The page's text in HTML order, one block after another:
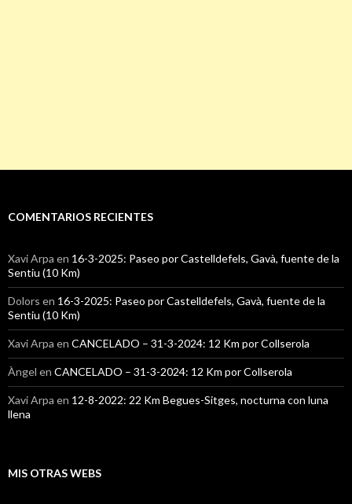
COMENTARIOS RECIENTES
Xavi Arpa en 16-3-2025: Paseo por Castelldefels, Gavà, fuente de la
Sentiu (10 Km)
Dolors en 16-3-2025: Paseo por Castelldefels, Gavà, fuente de la
Sentiu (10 Km)
Xavi Arpa en CANCELADO – 31-3-2024: 12 Km por Collserola
Àngel en CANCELADO – 31-3-2024: 12 Km por Collserola
Xavi Arpa en 12-8-2022: 22 Km Begues-Sitges, nocturna con luna
llena
MIS OTRAS WEBS